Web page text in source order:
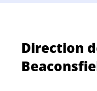
Direction